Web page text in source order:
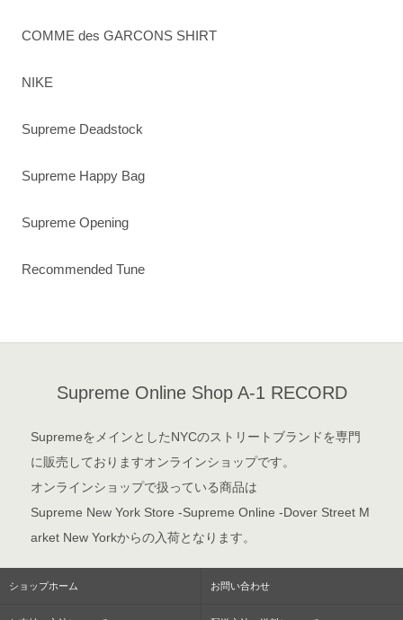
COMME des GARCONS SHIRT
NIKE
Supreme Deadstock
Supreme Happy Bag
Supreme Opening
Recommended Tune
Supreme Online Shop A-1 RECORD
SupremeをメインとしたNYCのストリートブランドを専門
に販売しておりますオンラインショップです。
オンラインショップで扱っている商品は
Supreme New York Store -Supreme Online -Dover Street M
arket New Yorkからの入荷となります。
ショップホーム お問い合わせ